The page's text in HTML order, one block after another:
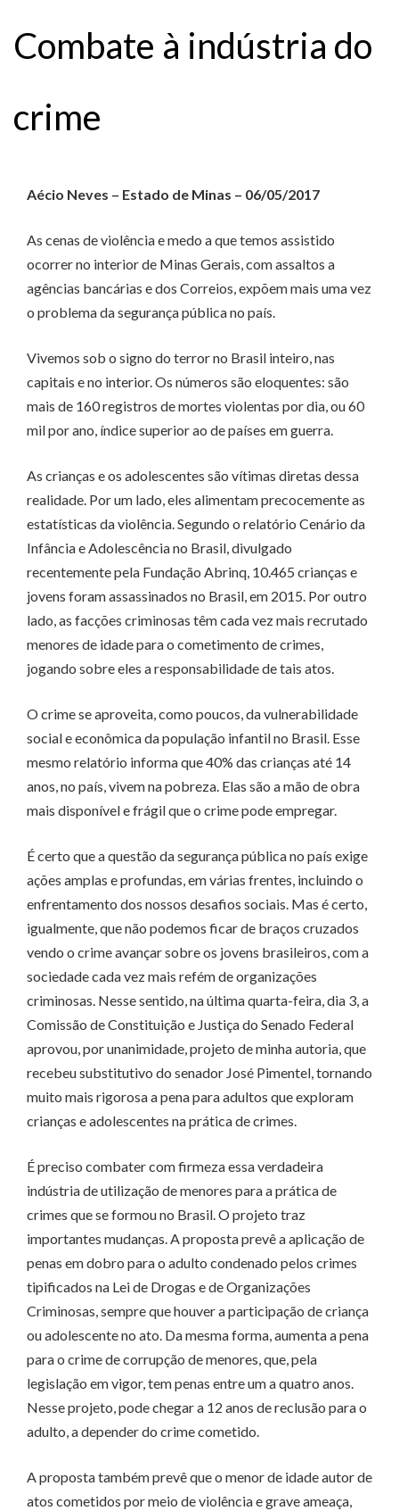
Combate à indústria do
crime
Aécio Neves – Estado de Minas – 06/05/2017
As cenas de violência e medo a que temos assistido
ocorrer no interior de Minas Gerais, com assaltos a
agências bancárias e dos Correios, expõem mais uma vez
o problema da segurança pública no país.
Vivemos sob o signo do terror no Brasil inteiro, nas
capitais e no interior. Os números são eloquentes: são
mais de 160 registros de mortes violentas por dia, ou 60
mil por ano, índice superior ao de países em guerra.
As crianças e os adolescentes são vítimas diretas dessa
realidade. Por um lado, eles alimentam precocemente as
estatísticas da violência. Segundo o relatório Cenário da
Infância e Adolescência no Brasil, divulgado
recentemente pela Fundação Abrinq, 10.465 crianças e
jovens foram assassinados no Brasil, em 2015. Por outro
lado, as facções criminosas têm cada vez mais recrutado
menores de idade para o cometimento de crimes,
jogando sobre eles a responsabilidade de tais atos.
O crime se aproveita, como poucos, da vulnerabilidade
social e econômica da população infantil no Brasil. Esse
mesmo relatório informa que 40% das crianças até 14
anos, no país, vivem na pobreza. Elas são a mão de obra
mais disponível e frágil que o crime pode empregar.
É certo que a questão da segurança pública no país exige
ações amplas e profundas, em várias frentes, incluindo o
enfrentamento dos nossos desafios sociais. Mas é certo,
igualmente, que não podemos ficar de braços cruzados
vendo o crime avançar sobre os jovens brasileiros, com a
sociedade cada vez mais refém de organizações
criminosas. Nesse sentido, na última quarta-feira, dia 3, a
Comissão de Constituição e Justiça do Senado Federal
aprovou, por unanimidade, projeto de minha autoria, que
recebeu substitutivo do senador José Pimentel, tornando
muito mais rigorosa a pena para adultos que exploram
crianças e adolescentes na prática de crimes.
É preciso combater com firmeza essa verdadeira
indústria de utilização de menores para a prática de
crimes que se formou no Brasil. O projeto traz
importantes mudanças. A proposta prevê a aplicação de
penas em dobro para o adulto condenado pelos crimes
tipificados na Lei de Drogas e de Organizações
Criminosas, sempre que houver a participação de criança
ou adolescente no ato. Da mesma forma, aumenta a pena
para o crime de corrupção de menores, que, pela
legislação em vigor, tem penas entre um a quatro anos.
Nesse projeto, pode chegar a 12 anos de reclusão para o
adulto, a depender do crime cometido.
A proposta também prevê que o menor de idade autor de
atos cometidos por meio de violência e grave ameaça,